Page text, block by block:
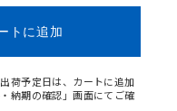
トに追加
荷予定日は、カートに追加
納期の確認」画面にてご確